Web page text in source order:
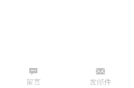
发邮件
留言